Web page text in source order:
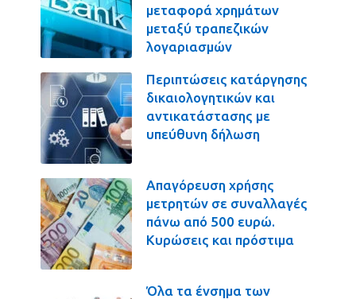
μεταφορά χρημάτων
μεταξύ τραπεζικών
λογαριασμών
Περιπτώσεις κατάργησης
δικαιολογητικών και
αντικατάστασης με
υπεύθυνη δήλωση
Απαγόρευση χρήσης
μετρητών σε συναλλαγές
πάνω από 500 ευρώ.
Κυρώσεις και πρόστιμα
Όλα τα ένσημα των